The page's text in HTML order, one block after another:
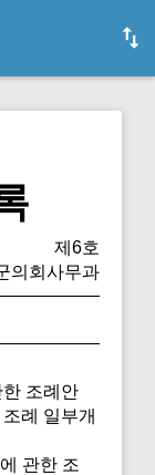
제6호
의회사무과
조례안
례 일부개
관한 조